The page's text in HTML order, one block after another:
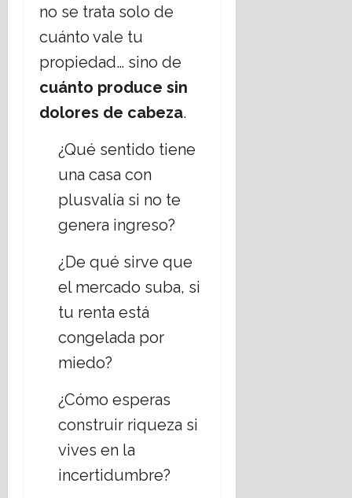
no se trata solo de
cuánto vale tu
propiedad… sino de
cuánto produce sin
dolores de cabeza.
¿Qué sentido tiene
una casa con
plusvalía si no te
genera ingreso?
¿De qué sirve que
el mercado suba, si
tu renta está
congelada por
miedo?
¿Cómo esperas
construir riqueza si
vives en la
incertidumbre?